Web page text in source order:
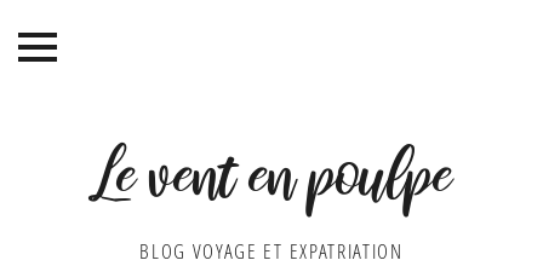
Le vent en poulpe
BLOG VOYAGE ET EXPATRIATION